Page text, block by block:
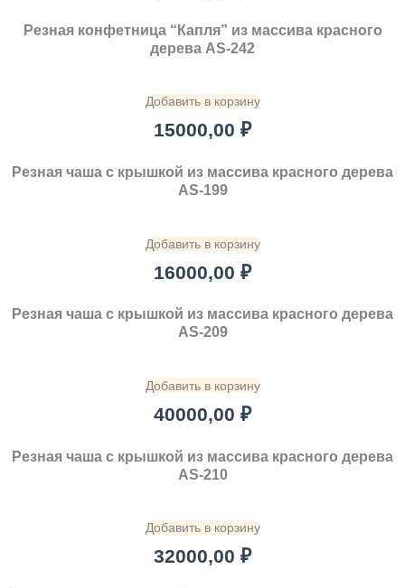
Резная конфетница “Капля” из массива красного
дерева AS-242
Добавить в корзину
15000,00 ₽
Резная чаша с крышкой из массива красного дерева
AS-199
Добавить в корзину
16000,00 ₽
Резная чаша с крышкой из массива красного дерева
AS-209
Добавить в корзину
40000,00 ₽
Резная чаша с крышкой из массива красного дерева
AS-210
Добавить в корзину
32000,00 ₽